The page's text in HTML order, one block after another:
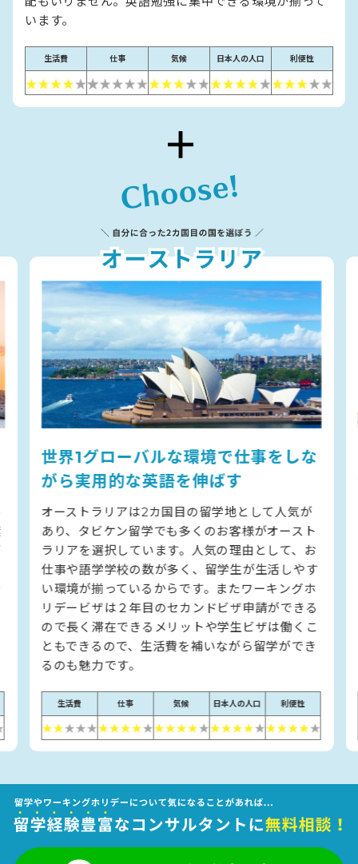
います。
生活費 仕事 気候 日本人の人口 利便性
世界1グローバルな環境で仕事をしな
がら実用的な英語を伸ばす
オーストラリアは2カ国目の留学地として人気が
あり、タビケン留学でも多くのお客様がオースト
ラリアを選択しています。人気の理由として、お
仕事や語学学校の数が多く、留学生が生活しやす
い環境が揃っているからです。またワーキングホ
リデービザは２年目のセカンドビザ申請ができる
ので長く滞在できるメリットや学生ビザは働くこ
ともできるので、生活費を補いながら留学ができ
るのも魅力です。
生活費 仕事 気候 日本人の人口 利便性